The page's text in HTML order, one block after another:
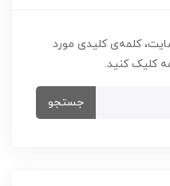
کلمه‌ی کلیدی مورد
کلیک کنید.
جستجو